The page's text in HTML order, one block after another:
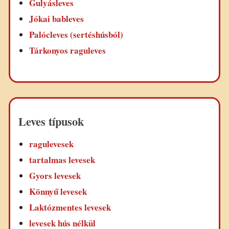
Gulyásleves
Jókai bableves
Palócleves (sertéshúsból)
Tárkonyos raguleves
Leves típusok
ragulevesek
tartalmas levesek
Gyors levesek
Könnyű levesek
Laktózmentes levesek
levesek hús nélkül